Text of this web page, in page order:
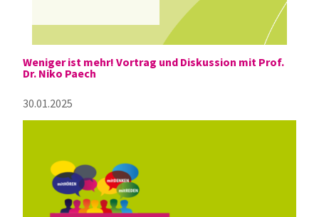
Weniger ist mehr! Vortrag und Diskussion mit Prof.
Dr. Niko Paech
30.01.2025